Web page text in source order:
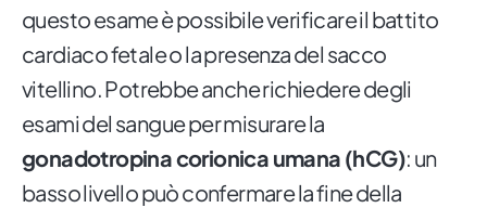
questo esame è possibile verificare il battito
cardiaco fetale o la presenza del sacco
vitellino. Potrebbe anche richiedere degli
esami del sangue per misurare la
gonadotropina corionica umana (hCG): un
basso livello può confermare la fine della